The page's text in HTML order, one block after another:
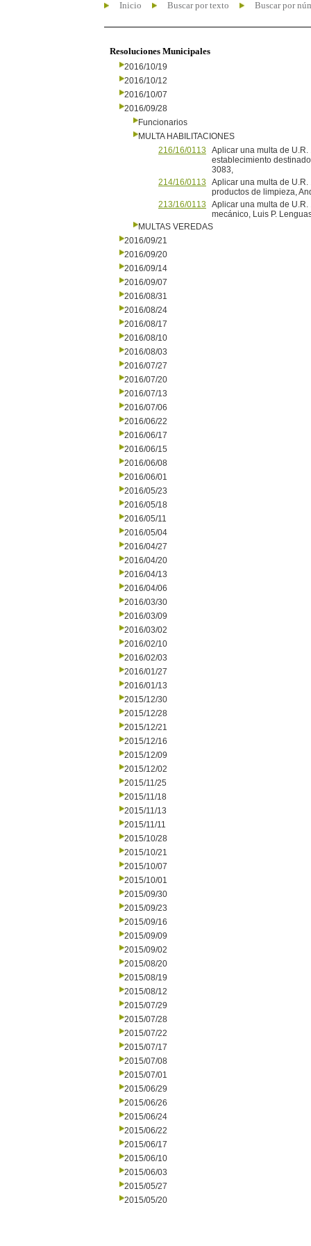
Inicio Buscar por texto Buscar por
Resoluciones Municipales
2016/10/19
2016/10/12
2016/10/07
2016/09/28
Funcionarios
MULTA HABILITACIONES
216/16/0113
Aplicar una multa de
establecimiento
3083,
214/16/0113
Aplicar una multa de
productos de limpieza,
213/16/0113
Aplicar una multa de U.R.
mecánico, Luis P.
MULTAS VEREDAS
2016/09/21
2016/09/20
2016/09/14
2016/09/07
2016/08/31
2016/08/24
2016/08/17
2016/08/10
2016/08/03
2016/07/27
2016/07/20
2016/07/13
2016/07/06
2016/06/22
2016/06/17
2016/06/15
2016/06/08
2016/06/01
2016/05/23
2016/05/18
2016/05/11
2016/05/04
2016/04/27
2016/04/20
2016/04/13
2016/04/06
2016/03/30
2016/03/09
2016/03/02
2016/02/10
2016/02/03
2016/01/27
2016/01/13
2015/12/30
2015/12/28
2015/12/21
2015/12/16
2015/12/09
2015/12/02
2015/11/25
2015/11/18
2015/11/13
2015/11/11
2015/10/28
2015/10/21
2015/10/07
2015/10/01
2015/09/30
2015/09/23
2015/09/16
2015/09/09
2015/09/02
2015/08/20
2015/08/19
2015/08/12
2015/07/29
2015/07/28
2015/07/22
2015/07/17
2015/07/08
2015/07/01
2015/06/29
2015/06/26
2015/06/24
2015/06/22
2015/06/17
2015/06/10
2015/06/03
2015/05/27
2015/05/20